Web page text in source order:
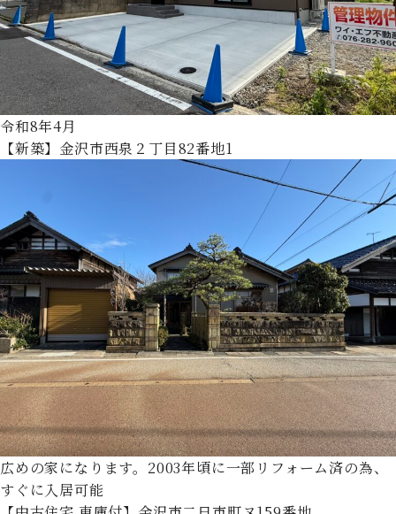
令和8年4月
【新築】金沢市西泉２丁目82番地1
広めの家になります。2003年頃に一部リフォーム済の為、
すぐに入居可能